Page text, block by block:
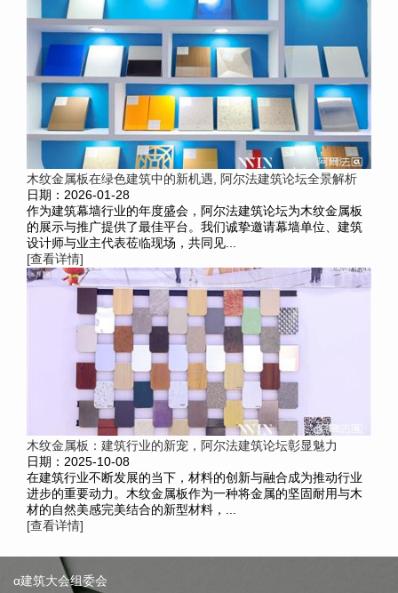
木纹金属板在绿色建筑中的新机遇, 阿尔法建筑论坛全景解析
日期：2026-01-28
作为建筑幕墙行业的年度盛会，阿尔法建筑论坛为木纹金属板
的展示与推广提供了最佳平台。我们诚挚邀请幕墙单位、建筑
设计师与业主代表莅临现场，共同见...
[查看详情]
木纹金属板：建筑行业的新宠，阿尔法建筑论坛彰显魅力
日期：2025-10-08
在建筑行业不断发展的当下，材料的创新与融合成为推动行业
进步的重要动力。木纹金属板作为一种将金属的坚固耐用与木
材的自然美感完美结合的新型材料，...
[查看详情]
α建筑大会组委会